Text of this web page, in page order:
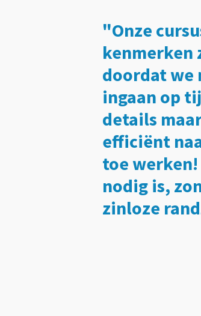
"Onze
kenmerken
doordat we
ingaan op
details
efficiënt
toe
nodig is,
zinloze